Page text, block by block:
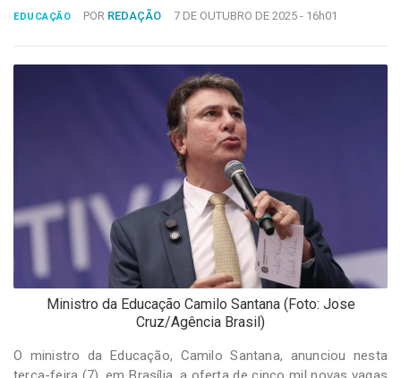
2024
EDUCAÇÃO POR REDAÇÃO 7 DE OUTUBRO DE 2025 - 16h01
Ministro da Educação Camilo Santana (Foto: Jose
Cruz/Agência Brasil)
O ministro da Educação, Camilo Santana, anunciou nesta